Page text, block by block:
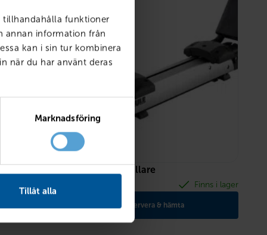
tillhandahålla funktioner
annan information från
kan i sin tur kombinera
när du har använt deras
Marknadsföring
Tillåt alla
Kajak/kanot hållare
Finns i lager
Reservera & hämta